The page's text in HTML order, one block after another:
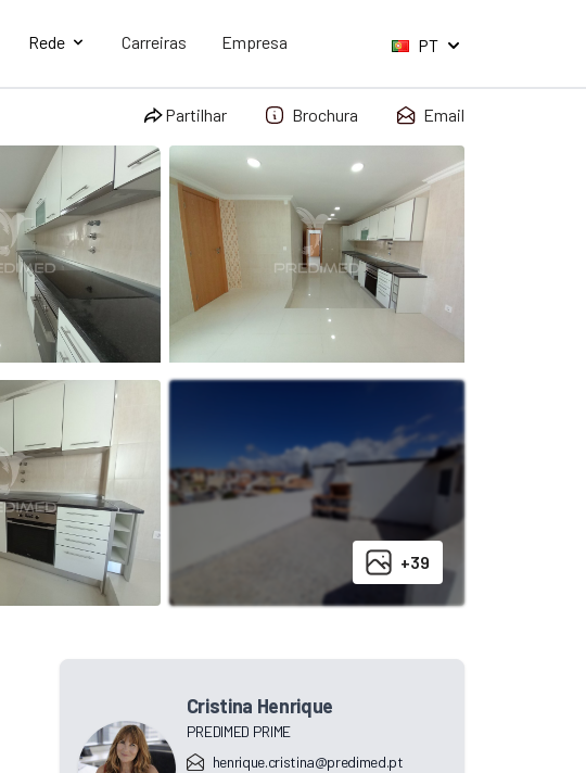
Rede Carreiras Empresa PT
Partilhar Brochura Email
+39
Cristina Henrique
PREDIMED PRIME
henrique.cristina@predimed.pt